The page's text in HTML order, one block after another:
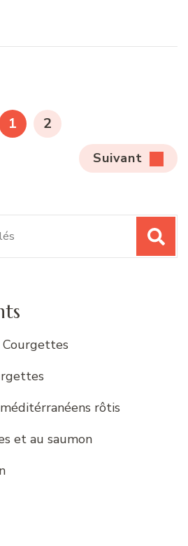
PAGE
1 PAGE
2
Suivant
Courgettes
rôtis
et au saumon